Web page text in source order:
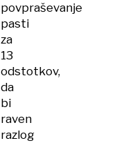
povpraševanje
pasti
za
13
odstotkov,
da
bi
raven
razlog